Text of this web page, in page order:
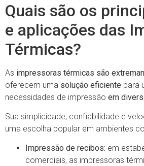
Quais são os
e aplicações das
Térmicas?
As impressoras térmicas são
oferecem uma solução eficiente para
necessidades de impressão em
Sua simplicidade, confiabilidade e
uma escolha popular em ambientes
Impressão de recibos: em
comerciais, as impressoras